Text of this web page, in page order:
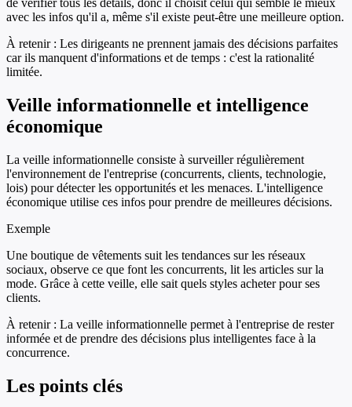
avec les infos qu'il a, même s'il existe peut-être une meilleure option.
À retenir : Les dirigeants ne prennent jamais des décisions parfaites
car ils manquent d'informations et de temps : c'est la rationalité
limitée.
Veille informationnelle et intelligence
économique
La veille informationnelle consiste à surveiller régulièrement
l'environnement de l'entreprise (concurrents, clients, technologie,
lois) pour détecter les opportunités et les menaces. L'intelligence
économique utilise ces infos pour prendre de meilleures décisions.
Exemple
Une boutique de vêtements suit les tendances sur les réseaux
sociaux, observe ce que font les concurrents, lit les articles sur la
mode. Grâce à cette veille, elle sait quels styles acheter pour ses
clients.
À retenir : La veille informationnelle permet à l'entreprise de rester
informée et de prendre des décisions plus intelligentes face à la
concurrence.
Les points clés